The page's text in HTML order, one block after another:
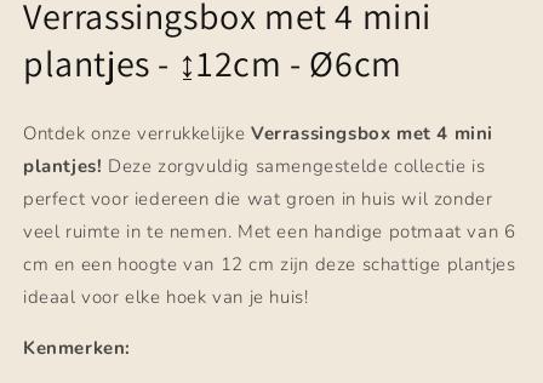
Verrassingsbox met 4 mini
plantjes - ↨12cm - Ø6cm
Ontdek onze verrukkelijke Verrassingsbox met 4 mini
plantjes! Deze zorgvuldig samengestelde collectie is
perfect voor iedereen die wat groen in huis wil zonder
veel ruimte in te nemen. Met een handige potmaat van 6
cm en een hoogte van 12 cm zijn deze schattige plantjes
ideaal voor elke hoek van je huis!
Kenmerken: